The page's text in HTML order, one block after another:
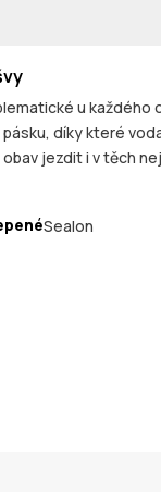
u každého
díky které
jezdit i v těch
Sealon